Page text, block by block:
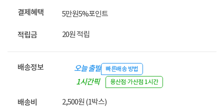
결제혜택 5만원5%포인트
적립금 20원 적립
배송정보 오늘 출발 빠른배송 방법
1시간픽
용산점·가산점 1시간
배송비 2,500원 (1박스)